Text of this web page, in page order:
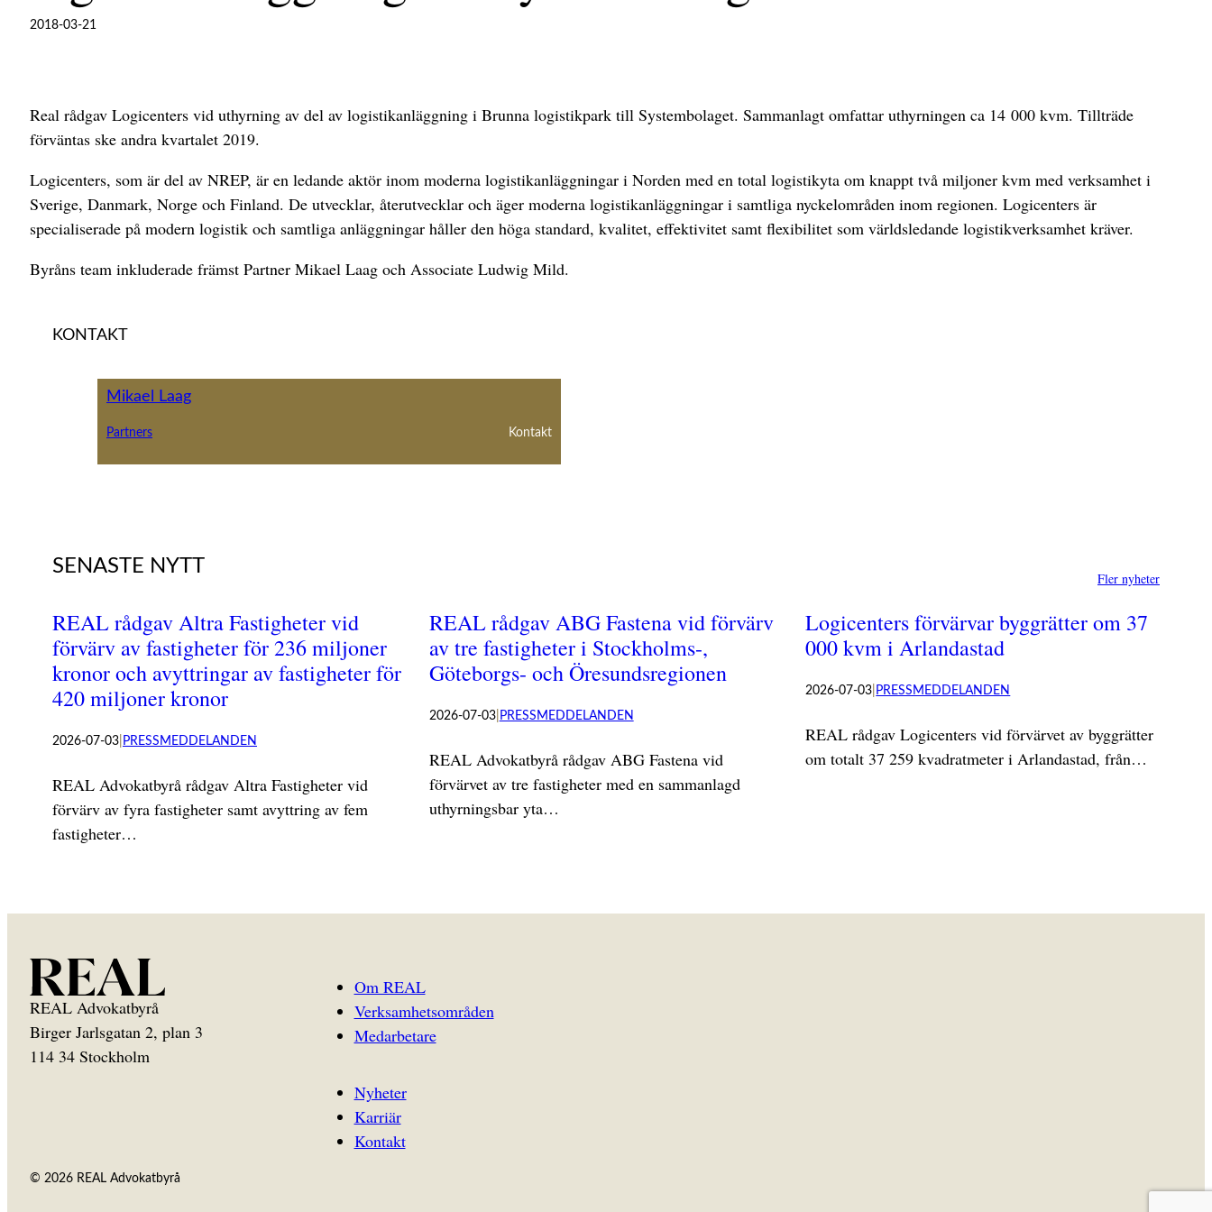
2018-03-21
Real rådgav Logicenters vid uthyrning av del av logistikanläggning i Brunna logistikpark till Systembolaget. Sammanlagt omfattar uthyrningen ca 14 000 kvm. Tillträde
förväntas ske andra kvartalet 2019.
Logicenters, som är del av NREP, är en ledande aktör inom moderna logistikanläggningar i Norden med en total logistikyta om knappt två miljoner kvm med verksamhet i
Sverige, Danmark, Norge och Finland. De utvecklar, återutvecklar och äger moderna logistikanläggningar i samtliga nyckelområden inom regionen. Logicenters är
specialiserade på modern logistik och samtliga anläggningar håller den höga standard, kvalitet, effektivitet samt flexibilitet som världsledande logistikverksamhet kräver.
Byråns team inkluderade främst Partner Mikael Laag och Associate Ludwig Mild.
KONTAKT
Mikael Laag
Partners Kontakt
SENASTE NYTT
Fler nyheter
REAL rådgav Altra Fastigheter vid
förvärv av fastigheter för 236 miljoner
kronor och avyttringar av fastigheter för
420 miljoner kronor
2026-07-03 PRESSMEDDELANDEN
REAL Advokatbyrå rådgav Altra Fastigheter vid
förvärv av fyra fastigheter samt avyttring av fem
fastigheter…
REAL rådgav ABG Fastena vid förvärv
av tre fastigheter i Stockholms-,
Göteborgs- och Öresundsregionen
2026-07-03| PRESSMEDDELANDEN
REAL Advokatbyrå rådgav ABG Fastena vid
förvärvet av tre fastigheter med en sammanlagd
uthyrningsbar yta…
Logicenters förvärvar byggrätter om 37
000 kvm i Arlandastad
2026-07-03 PRESSMEDDELANDEN
REAL rådgav Logicenters vid förvärvet av byggrätter
om totalt 37 259 kvadratmeter i Arlandastad, från…
REAL Advokatbyrå
Birger Jarlsgatan 2, plan 3
114 34 Stockholm
Om REAL
Verksamhetsområden
Medarbetare
Nyheter
Karriär
Kontakt
© 2026 REAL Advokatbyrå